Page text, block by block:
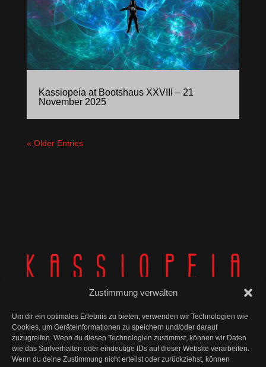
Zustimmung verwalten
Um dir ein optimales Erlebnis zu bieten, verwenden wir Technologien wie
Cookies, um Geräteinformationen zu speichern und/oder darauf
zuzugreifen. Wenn du diesen Technologien zustimmst, können wir Daten
wie das Surfverhalten oder eindeutige IDs auf dieser Website verarbeiten.
Wenn du deine Zustimmung nicht erteilst oder zurückziehst, können
Kassiopeia at Bootshaus XXVIII – 21
November 2025
« Older Entries
© Kassiopeia 2025